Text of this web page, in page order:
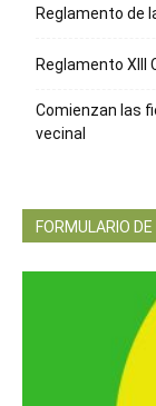
Reglamento de
Reglamento XIII
Comienzan las
vecinal
FORMULARIO